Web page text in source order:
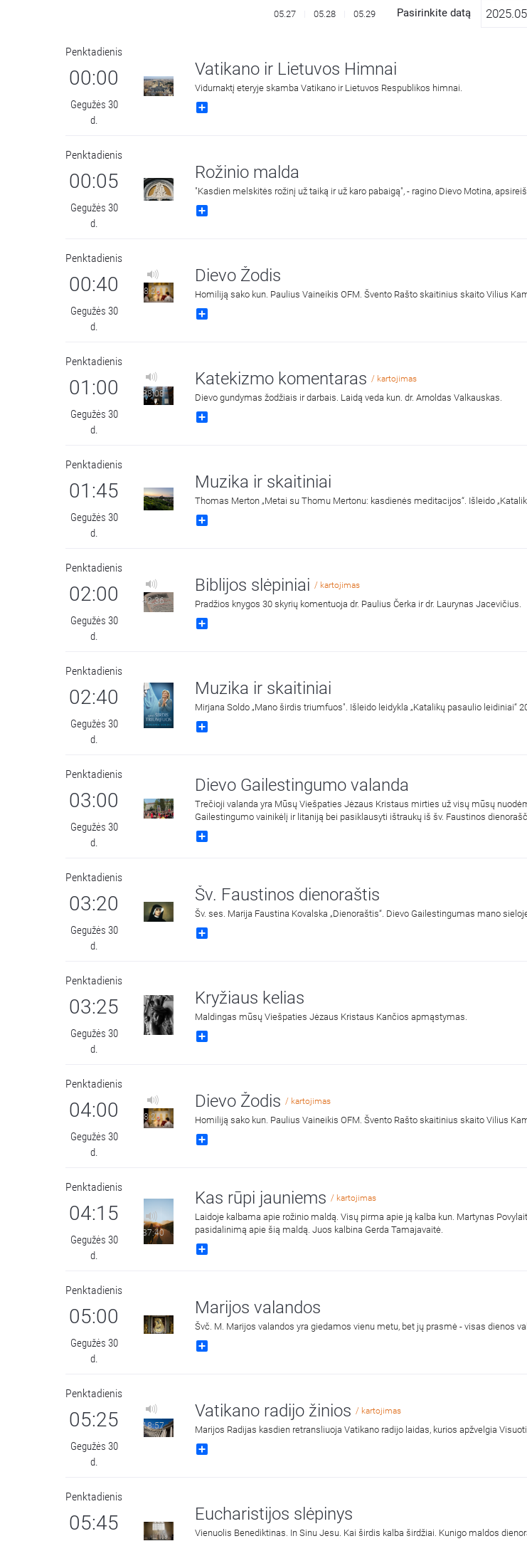
05.27 05.28 05.29 Pasirinkite datą
Penktadienis
00:00
Gegužės 30
d.
Vatikano ir Lietuvos Himnai
Vidurnaktį eteryje skamba Vatikano ir Lietuvos Respublikos himnai.
Penktadienis
00:05
Gegužės 30
d.
Rožinio malda
"Kasdien melskitės rožinį už taiką ir už karo pabaigą", - ragino Dievo Motina,
Penktadienis
00:40
Gegužės 30
d.
8:26
Dievo Žodis
Homiliją sako kun. Paulius Vaineikis OFM. Švento Rašto skaitinius skaito Vilius
Penktadienis
01:00
Gegužės 30
d.
38:08
Katekizmo komentaras/ kartojimas
Dievo gundymas žodžiais ir darbais. Laidą veda kun. dr. Arnoldas Valkauskas.
Penktadienis
01:45
Gegužės 30
d.
Muzika ir skaitiniai
Thomas Merton „Metai su Thomu Mertonu: kasdienės meditacijos“. Išleido
Penktadienis
02:00
Gegužės 30
d.
42:36
Biblijos slėpiniai/ kartojimas
Pradžios knygos 30 skyrių komentuoja dr. Paulius Čerka ir dr. Laurynas Jacevičius.
Penktadienis
02:40
Gegužės 30
d.
Muzika ir skaitiniai
Mirjana Soldo „Mano širdis triumfuos". Išleido leidykla „Katalikų pasaulio leidiniai“
Penktadienis
03:00
Gegužės 30
d.
Dievo Gailestingumo valanda
Trečioji valanda yra Mūsų Viešpaties Jėzaus Kristaus mirties už visų mūsų
Gailestingumo vainikėlį ir litaniją bei pasiklausyti ištraukų iš šv. Faustinos
gerbiamas Gailestingojo Jėzaus paveikslas, nutapytas pagal šv. Faustinos
Penktadienis
03:20
Gegužės 30
d.
Šv. Faustinos dienoraštis
Šv. ses. Marija Faustina Kovalska „Dienoraštis“. Dievo Gailestingumas mano
Penktadienis
03:25
Gegužės 30
d.
Kryžiaus kelias
Maldingas mūsų Viešpaties Jėzaus Kristaus Kančios apmąstymas.
Penktadienis
04:00
Gegužės 30
d.
8:26
Dievo Žodis/ kartojimas
Homiliją sako kun. Paulius Vaineikis OFM. Švento Rašto skaitinius skaito Vilius
Penktadienis
04:15
Gegužės 30
d.
37:40
Kas rūpi jauniems/ kartojimas
Laidoje kalbama apie rožinio maldą. Visų pirma apie ją kalba kun. Martynas
Penktadienis
05:00
Gegužės 30
d.
Marijos valandos
Švč. M. Marijos valandos yra giedamos vienu metu, bet jų prasmė - visas dienos
Penktadienis
05:25
Gegužės 30
d.
18:57
Vatikano radijo žinios/ kartojimas
Marijos Radijas kasdien retransliuoja Vatikano radijo laidas, kurios apžvelgia
Penktadienis
05:45 Eucharistijos slėpinys